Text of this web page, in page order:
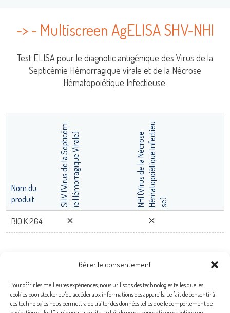
Gérer le consentement
Pour offrir les meilleures expériences, nous utilisons des technologies telles que les
cookies pour stocker et/ou accéder aux informations des appareils. Le fait de consentir à
ces technologies nous permettra de traiter des données telles que le comportement de
-> - Multiscreen AgELISA SHV-NHI
Test ELISA pour le diagnotic antigénique des Virus de la
Septicémie Hémorragique virale et de la Nécrose
Hématopoïétique Infectieuse
Nom du
produit
SHV (Virus de la Septicémie Hémorragique Virale) NHI (Virus de la NécroseHématopoiétique Infectieu se)
BIO K 264
Bio-X Diagnostics S.A.
Se connecter
Mot de passe
Mot de passe oublié ?
OK
adiagene@adiagene.fr